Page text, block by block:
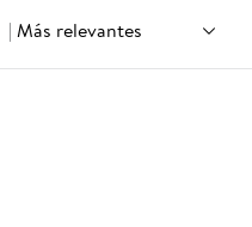
| Más relevantes